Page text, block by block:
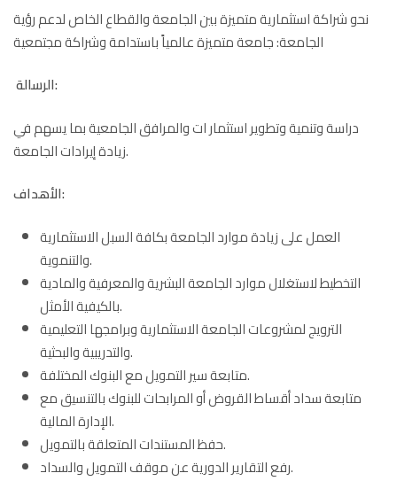
نحو شراكة استثمارية متميزة بين الجامعة والقطاع الخاص لدعم رؤية
الجامعة: جامعة متميزة عالمياً باستدامة وشراكة مجتمعية
الرسالة:
دراسة وتنمية وتطوير استثمار ات والمرافق الجامعية بما يسهم في
زيادة إيرادات الجامعة.
الأهداف:
العمل على زيادة موارد الجامعة بكافة السبل الاستثمارية
والتنموية.
التخطيط لاستغلال موارد الجامعة البشرية والمعرفية والمادية
بالكيفية الأمثل.
الترويج لمشروعات الجامعة الاستثمارية وبرامجها التعليمية
والتدريبية والبحثية.
متابعة سير التمويل مع البنوك المختلفة.
متابعة سداد أقساط القروض أو المرابحات للبنوك بالتنسيق مع
الإدارة المالية.
حفظ المستندات المتعلقة بالتمويل.
رفع التقارير الدورية عن موقف التمويل والسداد.